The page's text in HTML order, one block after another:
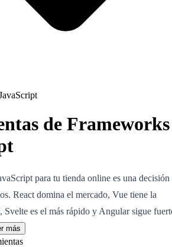
de Frameworks
para tu tienda online es una decisión
React domina el mercado, Vue tiene la
Svelte es el más rápido y Angular sigue
más